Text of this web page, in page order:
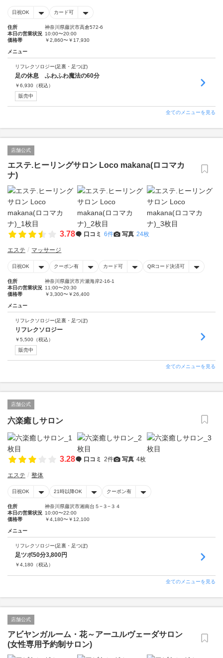
日祝OK カード可
住所
神奈川県藤沢市高倉572-6
本日の営業状況 10:00〜20:00
価格帯
￥2,860〜￥17,930
メニュー
リフレクソロジー(足裏・足つぼ)
足の休息 ふわふわ魔法の60分
￥6,930 （税込）
販売中
全てのメニューを見る
店舗公式
エステ.ヒーリングサロン Loco makana(ロコマカ
ナ)
3.78 口コミ 6件 写真 24枚
エステ マッサージ
日祝OK クーポン有 カード可 QRコード決済可
住所
神奈川県藤沢市片瀬海岸2-16-1
本日の営業状況 11:00〜20:30
価格帯
￥3,300〜￥26,400
メニュー
リフレクソロジー(足裏・足つぼ)
リフレクソロジー
￥5,500 （税込）
販売中
全てのメニューを見る
店舗公式
六楽癒しサロン
3.28 口コミ 2件 写真 4枚
エステ 整体
日祝OK 21時以降OK クーポン有
住所
神奈川県藤沢市湘南台５−３−３４
本日の営業状況 10:00〜22:00
価格帯
￥4,180〜￥12,100
メニュー
リフレクソロジー(足裏・足つぼ)
足ツボ50分3,800円
￥4,180 （税込）
全てのメニューを見る
店舗公式
アビヤンガルーム・花～アーユルヴェーダサロン
(女性専用予約制サロン)